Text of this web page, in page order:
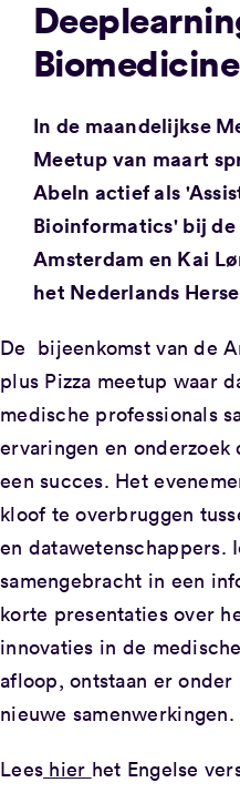
Biomedicine
In de maandelijkse
Meetup van maart
Abeln actief als
Bioinformatics' bij
Amsterdam en Kai
het Nederlands
De bijeenkomst van de
plus Pizza meetup waar
medische professionals
ervaringen en onderzoek
een succes. Het
kloof te overbruggen
en datawetenschappers.
samengebracht in een
korte presentaties over
innovaties in de
afloop, ontstaan er
nieuwe samenwerkingen.
Lees hier het Engelse